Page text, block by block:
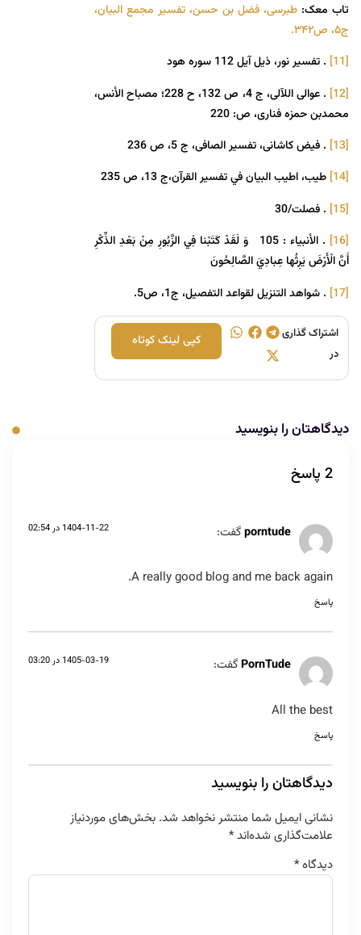
تاب معک:طبرسی، فضل بن حسن، تفسیر مجمع البیان،
ج۵، ص۳۴۲.
[11]
. تفسیر نور، ذیل آیل 112 سوره هود
[12]
. عوالی اللآلی، ج 4، ص 132، ح 228؛ مصباح الأنس،
محمدبن ‏حمزه فنارى، ص: 220
[13]
. فیض کاشانی، تفسیر الصافی، ج 5، ص 236
[14]
طيب، اطيب البيان في تفسير القرآن،ج 13، ص 235
[15]
. فصلت/30
[16]
. الأنبياء : 105 وَ لَقَدْ كَتَبْنا فِي الزَّبُورِ مِنْ بَعْدِ الذِّكْرِ
أَنَّ الْأَرْضَ يَرِثُها عِبادِيَ الصَّالِحُونَ
[17]
. شواهد التنزیل لقواعد التفصیل، ج1، ص5.
اشتراک گذاری
در
کپی لینک کوتاه
دیدگاهتان را بنویسید
2 پاسخ
porntudeگفت: 1404-11-22 در 02:54
A really good blog and me back again.
پاسخ
PornTudeگفت: 1405-03-19 در 03:20
All the best
پاسخ
دیدگاهتان را بنویسید
نشانی ایمیل شما منتشر نخواهد شد. بخش‌های موردنیاز
علامت‌گذاری شده‌اند*
دیدگاه*